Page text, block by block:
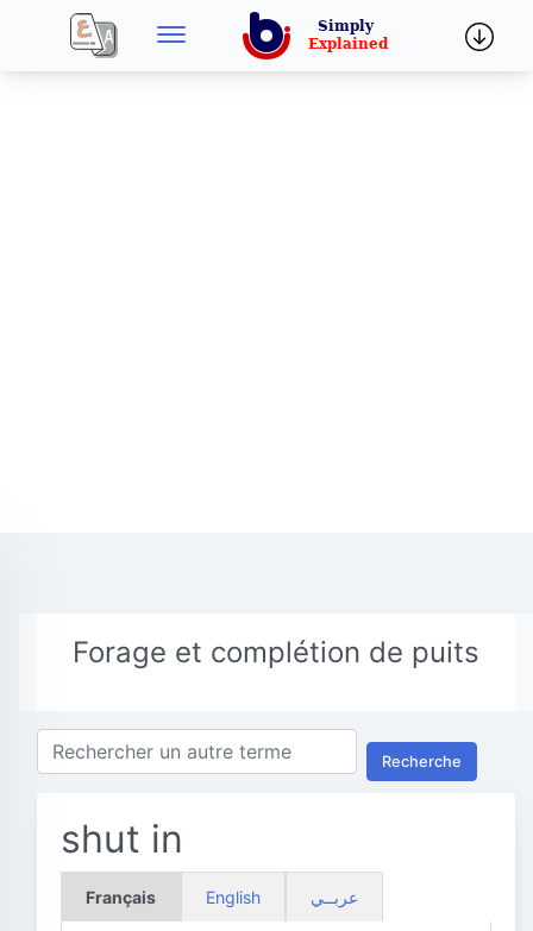
Forage et complétion de puits
Recherche
shut in
Français English عربــي